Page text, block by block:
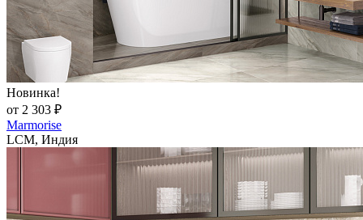
Новинка!
от 2 303 ₽
Marmorise
LCM, Индия